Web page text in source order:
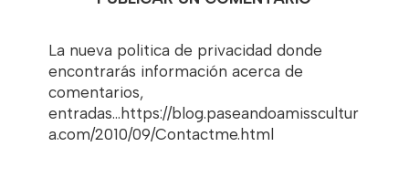
La nueva politica de privacidad donde
encontrarás información acerca de
comentarios,
entradas...https://blog.paseandoamisscultur
a.com/2010/09/Contactme.html